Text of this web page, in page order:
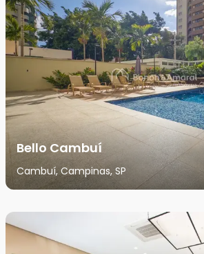
Bello Cambuí
Cambuí, Campinas, SP